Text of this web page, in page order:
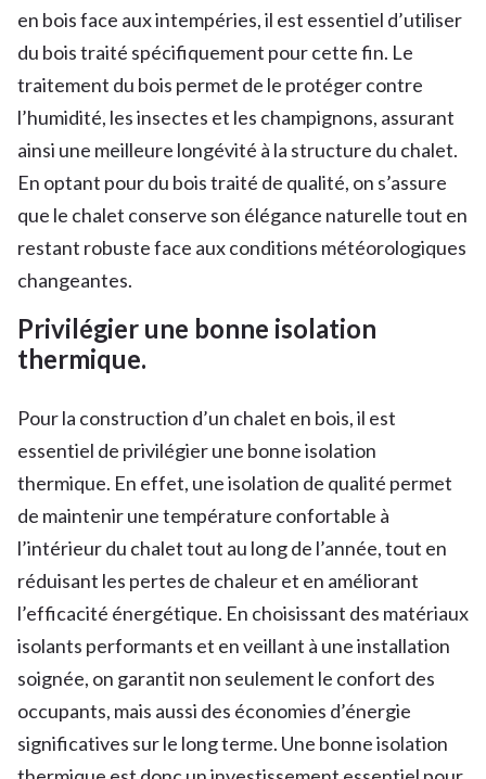
en bois face aux intempéries, il est essentiel d’utiliser
du bois traité spécifiquement pour cette fin. Le
traitement du bois permet de le protéger contre
l’humidité, les insectes et les champignons, assurant
ainsi une meilleure longévité à la structure du chalet.
En optant pour du bois traité de qualité, on s’assure
que le chalet conserve son élégance naturelle tout en
restant robuste face aux conditions météorologiques
changeantes.
Privilégier une bonne isolation
thermique.
Pour la construction d’un chalet en bois, il est
essentiel de privilégier une bonne isolation
thermique. En effet, une isolation de qualité permet
de maintenir une température confortable à
l’intérieur du chalet tout au long de l’année, tout en
réduisant les pertes de chaleur et en améliorant
l’efficacité énergétique. En choisissant des matériaux
isolants performants et en veillant à une installation
soignée, on garantit non seulement le confort des
occupants, mais aussi des économies d’énergie
significatives sur le long terme. Une bonne isolation